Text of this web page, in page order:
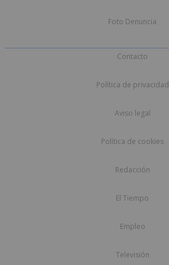
Foto Denuncia
Contacto
Política de privacidad
Aviso legal
Política de cookies
Redacción
El Tiempo
Empleo
Televisión